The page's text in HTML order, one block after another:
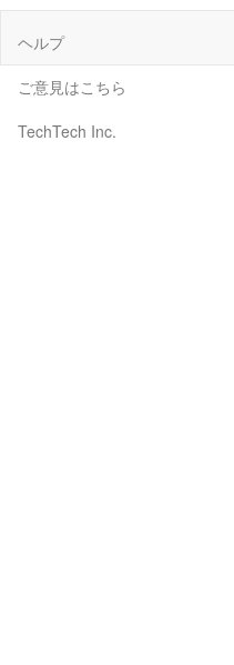
ヘルプ
ご意見はこちら
TechTech Inc.